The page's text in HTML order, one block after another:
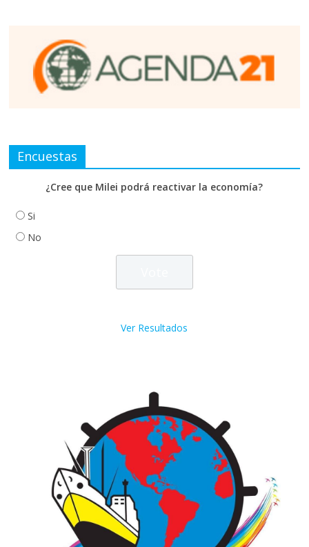
Encuestas
¿Cree que Milei podrá reactivar la economía?
Si
No
Ver Resultados